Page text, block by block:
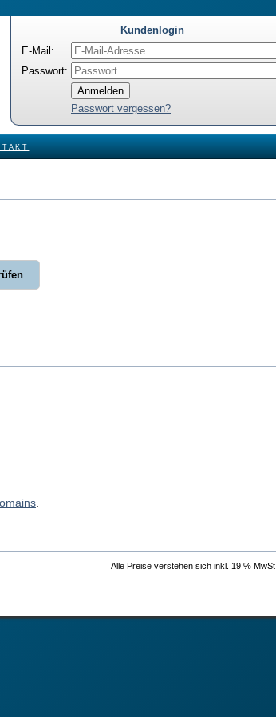
Kundenlogin
E-Mail:
Passwort:
Passwort vergessen?
Alle Preise verstehen sich inkl. 19 % MwSt.